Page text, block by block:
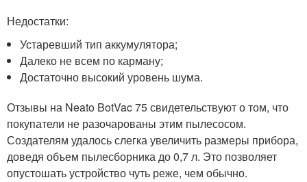
Недостатки:
Устаревший тип аккумулятора;
Далеко не всем по карману;
Достаточно высокий уровень шума.
Отзывы на Neato BotVac 75 свидетельствуют о том, что
покупатели не разочарованы этим пылесосом.
Создателям удалось слегка увеличить размеры прибора,
доведя объем пылесборника до 0,7 л. Это позволяет
опустошать устройство чуть реже, чем обычно.